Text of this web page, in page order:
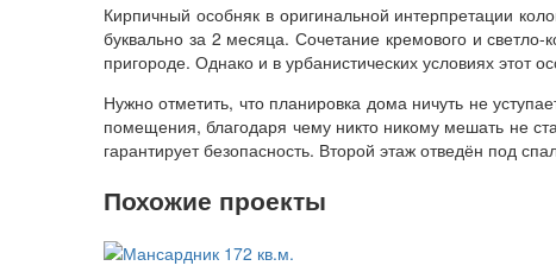
Кирпичный особняк в оригинальной интерпретации
буквально за 2 месяца. Сочетание кремового и
пригороде. Однако и в урбанистических условиях этот
Нужно отметить, что планировка дома ничуть не
помещения, благодаря чему никто никому мешать не
гарантирует безопасность. Второй этаж отведён под
Похожие проекты